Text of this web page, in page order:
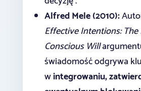
Alfred Mele (2010):
Effective Intentions:
Conscious Will
świadomość odgrywa
wintegrowaniu,